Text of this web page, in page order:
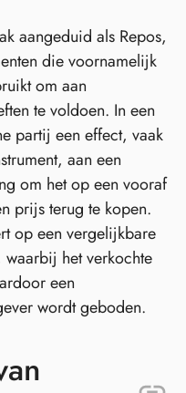
aangeduid als Repos,
die voornamelijk
om aan
te voldoen. In een
partij een effect, vaak
aan een
om het op een vooraf
prijs terug te kopen.
op een vergelijkbare
het verkochte
een
wordt geboden.